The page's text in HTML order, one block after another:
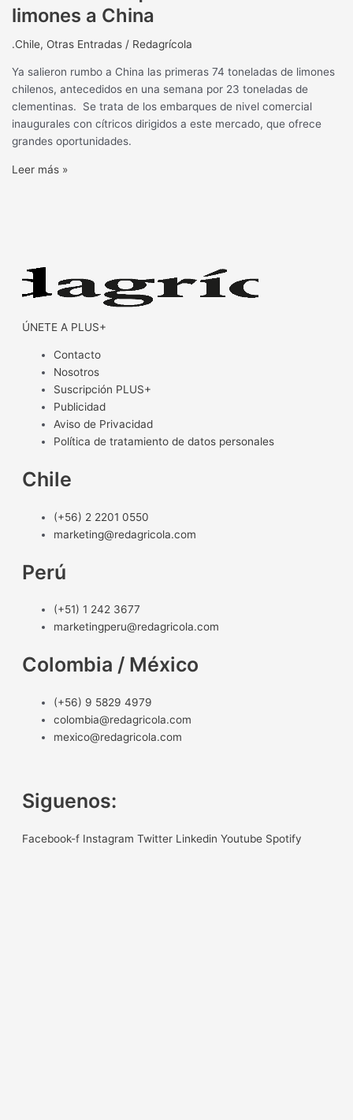
limones a China
.Chile, Otras Entradas / Redagrícola
Ya salieron rumbo a China las primeras 74 toneladas de limones
chilenos, antecedidos en una semana por 23 toneladas de
clementinas. Se trata de los embarques de nivel comercial
inaugurales con cítricos dirigidos a este mercado, que ofrece
grandes oportunidades.
Leer más »
ÚNETE A PLUS+
Contacto
Nosotros
Suscripción PLUS+
Publicidad
Aviso de Privacidad
Política de tratamiento de datos personales
Chile
(+56) 2 2201 0550
marketing@redagricola.com
Perú
(+51) 1 242 3677
marketingperu@redagricola.com
Colombia / México
(+56) 9 5829 4979
colombia@redagricola.com
mexico@redagricola.com
Siguenos:
Facebook-f Instagram Twitter Linkedin Youtube Spotify